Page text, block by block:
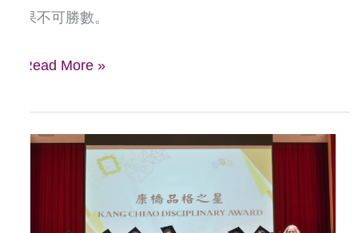
果不可勝數。
Read More »
林